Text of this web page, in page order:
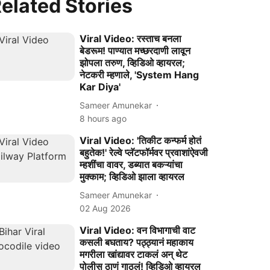
Stories
Viral Video: रस्ताच बनला
बेडरूम! पाण्यात मच्छरदाणी लावून
झोपला तरुण, व्हिडिओ व्हायरल;
नेटकरी म्हणाले, 'System Hang
Kar Diya'
Sameer Amunekar
8 hours ago
Viral Video: 'तिकीट कन्फर्म होतं
बहुतेक!' रेल्वे प्लॅटफॉर्मवर प्रवाशांऐवजी
म्हशींचा वावर, डब्यात बकऱ्यांचा
मुक्काम; व्हिडिओ झाला व्हायरल
Sameer Amunekar
02 Aug 2026
Viral Video: वन विभागाची वाट
कसली बघताय? पठ्ठ्यानं महाकाय
मगरीला खांद्यावर टाकलं अन् थेट
पोलीस ठाणं गाठलं! व्हिडिओ व्हायरल